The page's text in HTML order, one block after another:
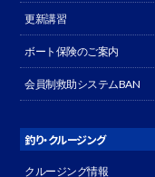
更新講習
ボート保険のご案内
会員制救助システムBAN
釣り・クルージング
クルージング情報